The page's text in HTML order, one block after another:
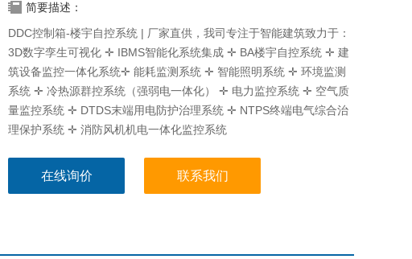
简要描述：
DDC控制箱-楼宇自控系统 | 厂家直供，我司专注于智能建筑致力于：
3D数字孪生可视化 ✛ IBMS智能化系统集成 ✛ BA楼宇自控系统 ✛ 建
筑设备监控一体化系统✛ 能耗监测系统 ✛ 智能照明系统 ✛ 环境监测
系统 ✛ 冷热源群控系统（强弱电一体化） ✛ 电力监控系统 ✛ 空气质
量监控系统 ✛ DTDS末端用电防护治理系统 ✛ NTPS终端电气综合治
理保护系统 ✛ 消防风机机电一体化监控系统
在线询价 联系我们